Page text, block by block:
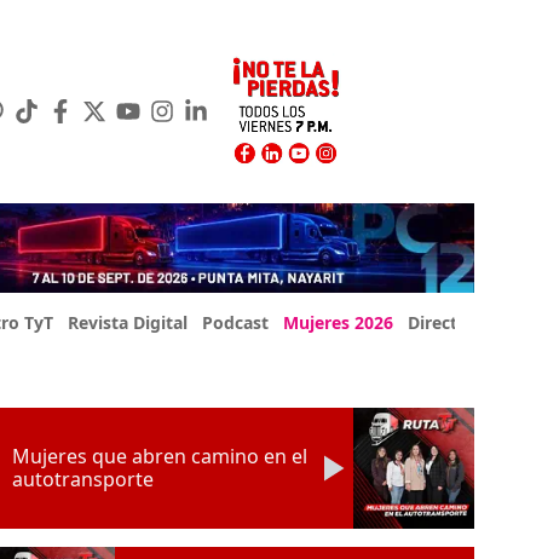
TyT Revista Digital Podcast Mujeres 2026 Directorio Expo
Mujeres que abren camino en el
autotransporte